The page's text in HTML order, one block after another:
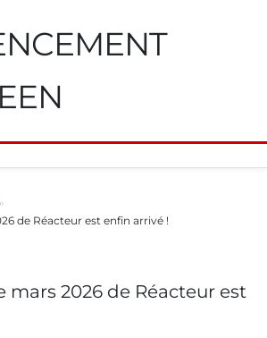
de Réacteur est enfin arrivé !
mars 2026 de Réacteur est